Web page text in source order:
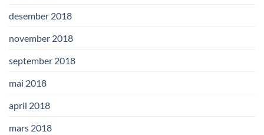
desember 2018
november 2018
september 2018
mai 2018
april 2018
mars 2018